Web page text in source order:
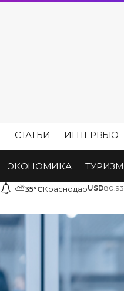
СТАТЬИ ИНТЕРВЬЮ
ЭКОНОМИКА ТУРИЗМ
⛅35°CКраснодарUSD80.93